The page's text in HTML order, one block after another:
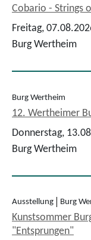
Cobario - Strings
Freitag,
Burg Wertheim
Burg Wertheim
12. Wertheimer
Donnerstag,
Burg Wertheim
Ausstellung Burg
Kunstsommer
"Entsprungen"